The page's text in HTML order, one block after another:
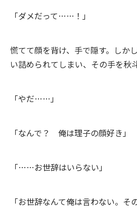
「ダメだって……！」
慌てて顔を背け、手で隠す。しか
い詰められてしまい、その手を秋
「やだ……」
「なんで？ 俺は理子の顔好き」
「……お世辞はいらない」
「お世辞なんて俺は言わない。そ